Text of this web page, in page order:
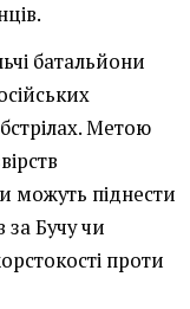
батальйони
Метою
можуть піднести
за Бучу чи
проти